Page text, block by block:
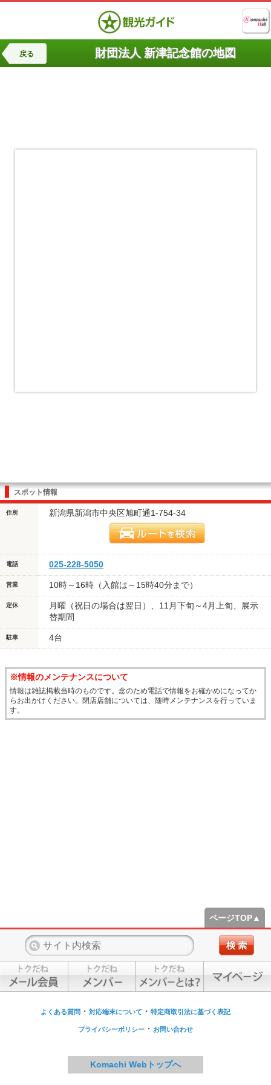
戻る 財団法人 新津記念館の地図
スポット情報
住所 新潟県新潟市中央区旭町通1-754-34
電話 025-228-5050
営業 10時～16時（入館は～15時40分まで）
定休
月曜（祝日の場合は翌日）、11月下旬～4月上旬、展示
替期間
駐車 4台
※情報のメンテナンスについて
情報は雑誌掲載当時のものです。念のため電話で情報をお確かめになってか
らお出かけください。閉店店舗については、随時メンテナンスを行っていま
す。
ページTOP▲
よくある質問 ・ 対応端末について ・ 特定商取引法に基づく表記
プライバシーポリシー ・ お問い合わせ
Komachi Webトップへ